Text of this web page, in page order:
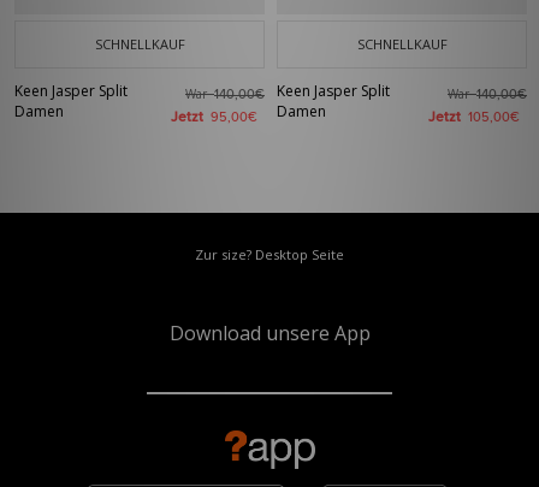
SCHNELLKAUF
Keen Jasper Split
Damen
War140,00€
Jetzt 95,00€
SCHNELLKAUF
Keen Jasper Split
Damen
War140,00€
Jetzt 105,00€
Zur size? Desktop Seite
Download unsere App